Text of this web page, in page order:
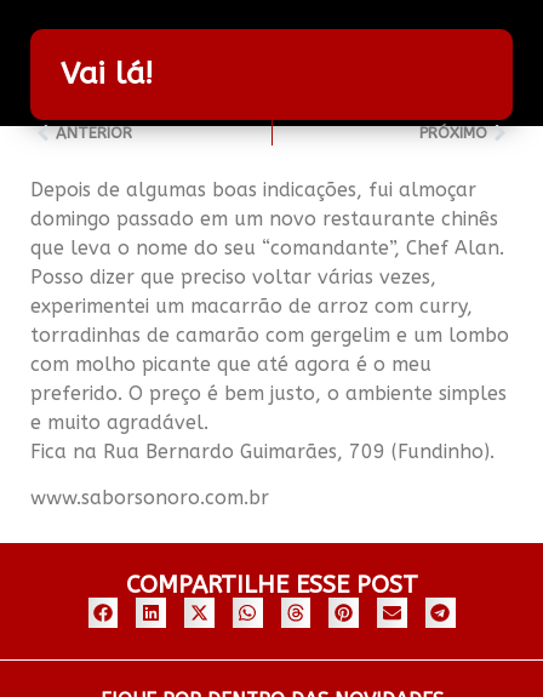
Vai lá!
ANTERIOR PRÓXIMO
Depois de algumas boas indicações, fui almoçar
domingo passado em um novo restaurante chinês
que leva o nome do seu “comandante”, Chef Alan.
Posso dizer que preciso voltar várias vezes,
experimentei um macarrão de arroz com curry,
torradinhas de camarão com gergelim e um lombo
com molho picante que até agora é o meu
preferido. O preço é bem justo, o ambiente simples
e muito agradável.
Fica na Rua Bernardo Guimarães, 709 (Fundinho).
www.saborsonoro.com.br
COMPARTILHE ESSE POST